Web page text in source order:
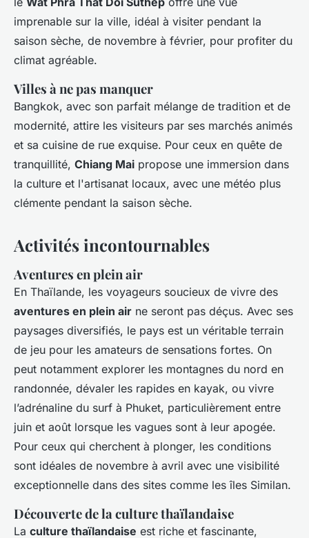
imprenable sur la ville, idéal à visiter pendant la
saison sèche, de novembre à février, pour profiter du
climat agréable.
Villes à ne pas manquer
Bangkok, avec son parfait mélange de tradition et de
modernité, attire les visiteurs par ses marchés animés
et sa cuisine de rue exquise. Pour ceux en quête de
tranquillité, Chiang Mai propose une immersion dans
la culture et l'artisanat locaux, avec une météo plus
clémente pendant la saison sèche.
Activités incontournables
Aventures en plein air
En Thaïlande, les voyageurs soucieux de vivre des
aventures en plein air ne seront pas déçus. Avec ses
paysages diversifiés, le pays est un véritable terrain
de jeu pour les amateurs de sensations fortes. On
peut notamment explorer les montagnes du nord en
randonnée, dévaler les rapides en kayak, ou vivre
l’adrénaline du surf à Phuket, particulièrement entre
juin et août lorsque les vagues sont à leur apogée.
Pour ceux qui cherchent à plonger, les conditions
sont idéales de novembre à avril avec une visibilité
exceptionnelle dans des sites comme les îles Similan.
Découverte de la culture thaïlandaise
La culture thaïlandaise est riche et fascinante,